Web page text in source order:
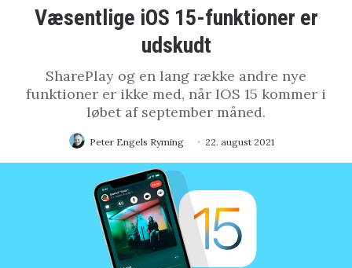
Væsentlige iOS 15-funktioner er
udskudt
SharePlay og en lang række andre nye
funktioner er ikke med, når IOS 15 kommer i
løbet af september måned.
Peter Engels Ryming 22. august 2021